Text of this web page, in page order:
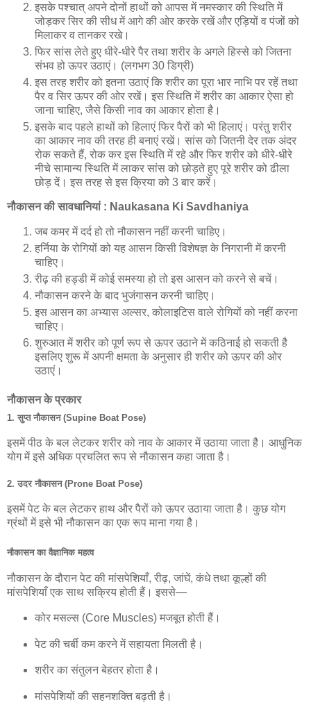
इसके पश्चात् अपने दोनों हाथों को आपस में नमस्कार की स्थिति में
जोड़कर सिर की सीध में आगे की ओर करके रखें और एड़ियों व पंजों को
मिलाकर व तानकर रखे।
फिर सांस लेते हुए धीरे-धीरे पैर तथा शरीर के अगले हिस्से को जितना
संभव हो ऊपर उठाएं। (लगभग 30 डिग्री)
इस तरह शरीर को इतना उठाएं कि शरीर का पूरा भार नाभि पर रहें तथा
पैर व सिर ऊपर की ओर रखें। इस स्थिति में शरीर का आकार ऐसा हो
जाना चाहिए, जैसे किसी नाव का आकार होता है।
इसके बाद पहले हाथों को हिलाएं फिर पैरों को भी हिलाएं। परंतु शरीर
का आकार नाव की तरह ही बनाएं रखें। सांस को जितनी देर तक अंदर
रोक सकते हैं, रोक कर इस स्थिति में रहे और फिर शरीर को धीरे-धीरे
नीचे सामान्य स्थिति में लाकर सांस को छोड़ते हुए पूरे शरीर को ढीला
छोड़ दें। इस तरह से इस क्रिया को 3 बार करें।
नौकासन की सावधानियां : Naukasana Ki Savdhaniya
जब कमर में दर्द हो तो नौकासन नहीं करनी चाहिए।
हर्निया के रोगियों को यह आसन किसी विशेषज्ञ के निगरानी में करनी
चाहिए।
रीढ़ की हड्डी में कोई समस्या हो तो इस आसन को करने से बचें।
नौकासन करने के बाद भुजंगासन करनी चाहिए।
इस आसन का अभ्यास अल्सर, कोलाइटिस वाले रोगियों को नहीं करना
चाहिए।
शुरुआत में शरीर को पूर्ण रूप से ऊपर उठाने में कठिनाई हो सकती है
इसलिए शुरू में अपनी क्षमता के अनुसार ही शरीर को ऊपर की ओर
उठाएं।
नौकासन के प्रकार
1. सुप्त नौकासन (Supine Boat Pose)
इसमें पीठ के बल लेटकर शरीर को नाव के आकार में उठाया जाता है। आधुनिक
योग में इसे अधिक प्रचलित रूप से नौकासन कहा जाता है।
2. उदर नौकासन (Prone Boat Pose)
इसमें पेट के बल लेटकर हाथ और पैरों को ऊपर उठाया जाता है। कुछ योग
ग्रंथों में इसे भी नौकासन का एक रूप माना गया है।
नौकासन का वैज्ञानिक महत्व
नौकासन के दौरान पेट की मांसपेशियाँ, रीढ़, जांघें, कंधे तथा कूल्हों की
मांसपेशियाँ एक साथ सक्रिय होती हैं। इससे—
कोर मसल्स (Core Muscles) मजबूत होती हैं।
पेट की चर्बी कम करने में सहायता मिलती है।
शरीर का संतुलन बेहतर होता है।
मांसपेशियों की सहनशक्ति बढ़ती है।